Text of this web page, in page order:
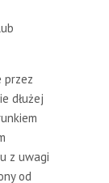
przez
dłużej
z uwagi
od